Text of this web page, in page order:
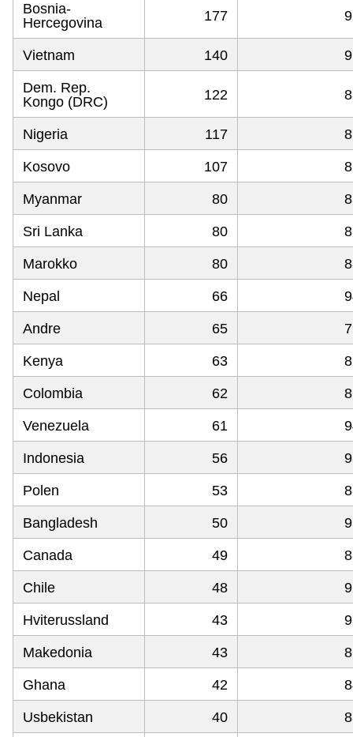
Bosnia-
Hercegovina
177
Vietnam 140
Dem. Rep.
Kongo (DRC)
122
Nigeria 117
Kosovo 107
Myanmar 80
Sri Lanka 80
Marokko 80
Nepal 66
Andre 65
Kenya 63
Colombia 62
Venezuela 61
Indonesia 56
Polen 53
Bangladesh 50
Canada 49
Chile 48
Hviterussland 43
Makedonia 43
Ghana 42
Usbekistan 40